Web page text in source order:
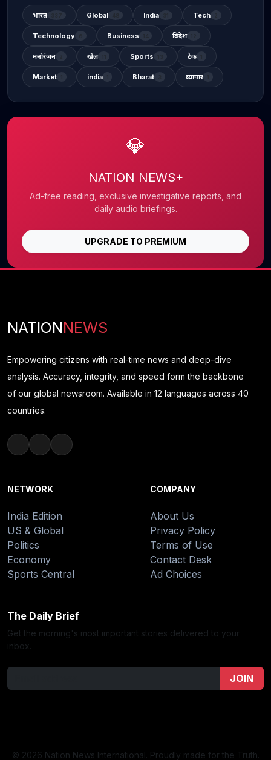
भारत Global India Tech
Technology Business विदेश
मनोरंजन खेल Sports टेक
Market india Bharat व्यापार
💎
NATION NEWS+
Ad-free reading, exclusive investigative reports, and
daily audio briefings.
UPGRADE TO PREMIUM
NATIONNEWS
Empowering citizens with real-time news and deep-dive
analysis. Accuracy, integrity, and speed form the backbone
of our global newsroom. Available in 12 languages across 40
countries.
NETWORK
India Edition
US & Global
Politics
Economy
Sports Central
COMPANY
About Us
Privacy Policy
Terms of Use
Contact Desk
Ad Choices
The Daily Brief
Get the morning's most important stories delivered to your
inbox.
JOIN
© 2026 Nation News International. Proudly made for the Truth.